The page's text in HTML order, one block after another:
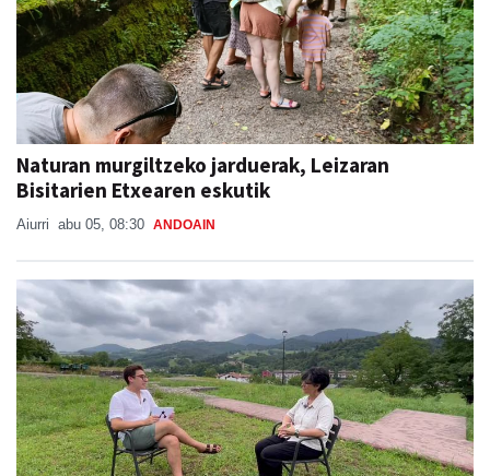
Naturan murgiltzeko jarduerak, Leizaran
Bisitarien Etxearen eskutik
Aiurri abu 05, 08:30 ANDOAIN